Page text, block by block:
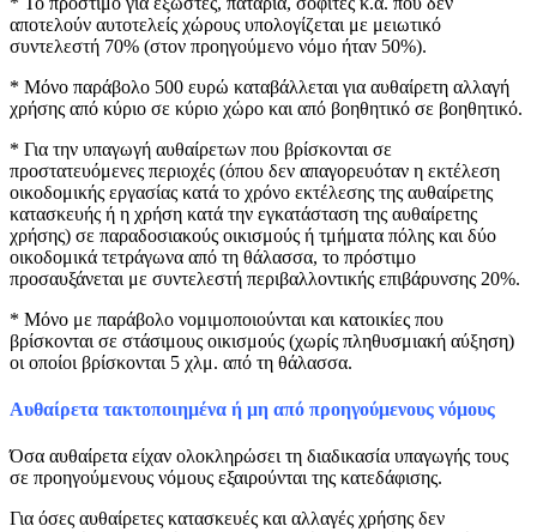
αποτελούν αυτοτελείς χώρους υπολογίζεται με μειωτικό
συντελεστή 70% (στον προηγούμενο νόμο ήταν 50%).
* Μόνο παράβολο 500 ευρώ καταβάλλεται για αυθαίρετη αλλαγή
χρήσης από κύριο σε κύριο χώρο και από βοηθητικό σε βοηθητικό.
* Για την υπαγωγή αυθαίρετων που βρίσκονται σε
προστατευόμενες περιοχές (όπου δεν απαγορευόταν η εκτέλεση
οικοδομικής εργασίας κατά το χρόνο εκτέλεσης της αυθαίρετης
κατασκευής ή η χρήση κατά την εγκατάσταση της αυθαίρετης
χρήσης) σε παραδοσιακούς οικισμούς ή τμήματα πόλης και δύο
οικοδομικά τετράγωνα από τη θάλασσα, το πρόστιμο
προσαυξάνεται με συντελεστή περιβαλλοντικής επιβάρυνσης 20%.
* Μόνο με παράβολο νομιμοποιούνται και κατοικίες που
βρίσκονται σε στάσιμους οικισμούς (χωρίς πληθυσμιακή αύξηση)
οι οποίοι βρίσκονται 5 χλμ. από τη θάλασσα.
Αυθαίρετα τακτοποιημένα ή μη από προηγούμενους νόμους
Όσα αυθαίρετα είχαν ολοκληρώσει τη διαδικασία υπαγωγής τους
σε προηγούμενους νόμους εξαιρούνται της κατεδάφισης.
Για όσες αυθαίρετες κατασκευές και αλλαγές χρήσης δεν